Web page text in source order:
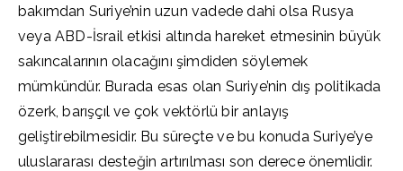
bakımdan Suriye’nin uzun vadede dahi olsa Rusya
veya ABD-İsrail etkisi altında hareket etmesinin büyük
sakıncalarının olacağını şimdiden söylemek
mümkündür. Burada esas olan Suriye’nin dış politikada
özerk, barışçıl ve çok vektörlü bir anlayış
geliştirebilmesidir. Bu süreçte ve bu konuda Suriye’ye
uluslararası desteğin artırılması son derece önemlidir.